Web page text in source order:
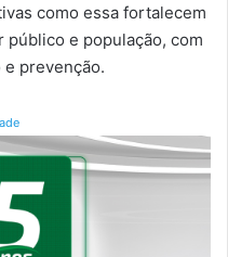
como essa fortalecem
e população, com
prevenção.